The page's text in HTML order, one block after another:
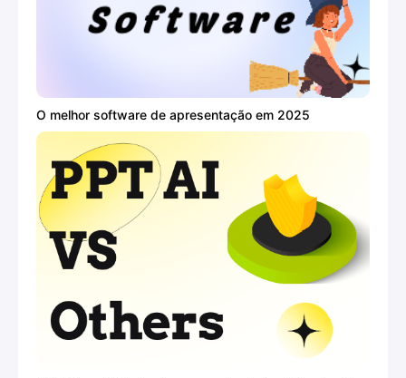
O melhor software de apresentação em 2025